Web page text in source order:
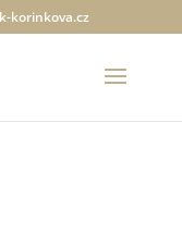
korinkova.cz